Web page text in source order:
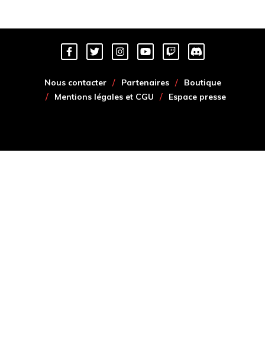
Nous contacter Partenaires
Boutique
Mentions légales et CGU
Espace presse